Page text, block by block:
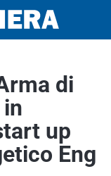
di
up
Eng